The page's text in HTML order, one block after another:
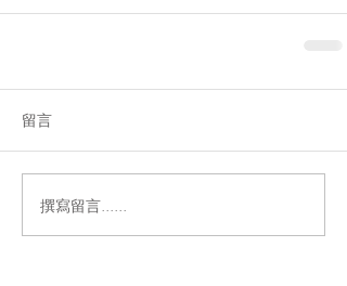
留言
撰寫留言......